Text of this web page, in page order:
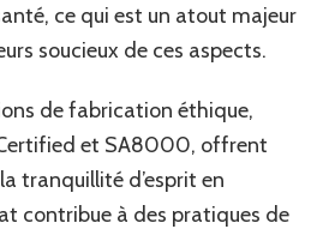
ce qui est un atout majeur
soucieux de ces aspects.
de fabrication éthique,
et SA8000, offrent
tranquillité d’esprit en
contribue à des pratiques de